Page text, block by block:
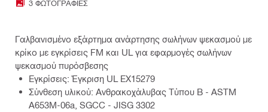
3 ΦΩΤΟΓΡΑΦΊΕΣ
Γαλβανισμένο εξάρτημα ανάρτησης σωλήνων ψεκασμού με
κρίκο με εγκρίσεις FM και UL για εφαρμογές σωλήνων
ψεκασμού πυρόσβεσης
Εγκρίσεις: Έγκριση UL EX15279
Σύνθεση υλικού: Ανθρακοχάλυβας Τύπου Β - ASTM
A653M-06a, SGCC - JISG 3302